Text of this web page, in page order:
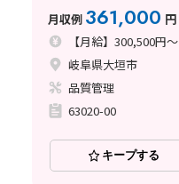
月収例 361,000 円
【月給】300,500円～
岐阜県大垣市
品質管理
63020-00
キープする